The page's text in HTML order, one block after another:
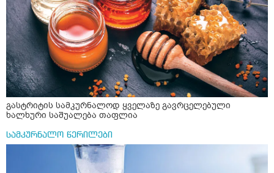
გასტრიტის სამკურნალოდ ყველაზე გავრცელებული
ხალხური საშუალება თაფლია
სამკურნალო წერილები